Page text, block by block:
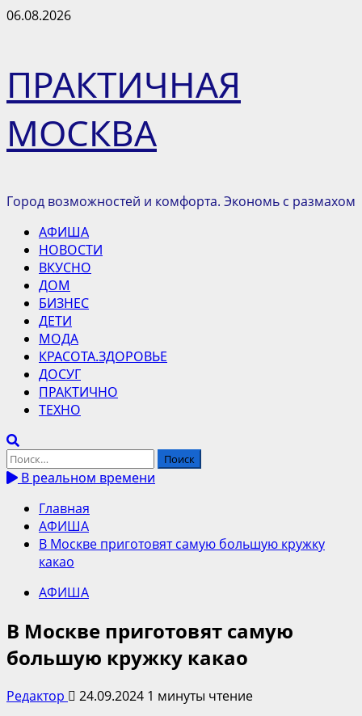
Перейти
06.08.2026
ПРАКТИЧНАЯ
МОСКВА
Город возможностей и комфорта. Экономь с размахом
Основное
меню
АФИША
НОВОСТИ
ВКУСНО
ДОМ
БИЗНЕС
ДЕТИ
МОДА
КРАСОТА.ЗДОРОВЬЕ
ДОСУГ
ПРАКТИЧНО
ТЕХНО
Найти:
В реальном времени
Главная
АФИША
В Москве приготовят самую большую кружку
какао
АФИША
В Москве приготовят самую
большую кружку какао
Редактор 24.09.2024 1 минуты чтение